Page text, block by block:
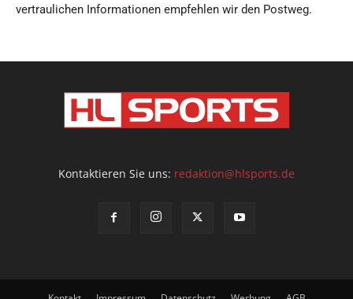
vertraulichen Informationen empfehlen wir den Postweg.
Kontaktieren Sie uns: redaktion@hlsports.de